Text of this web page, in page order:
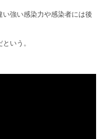
強い感染力や感染者には後
いう。